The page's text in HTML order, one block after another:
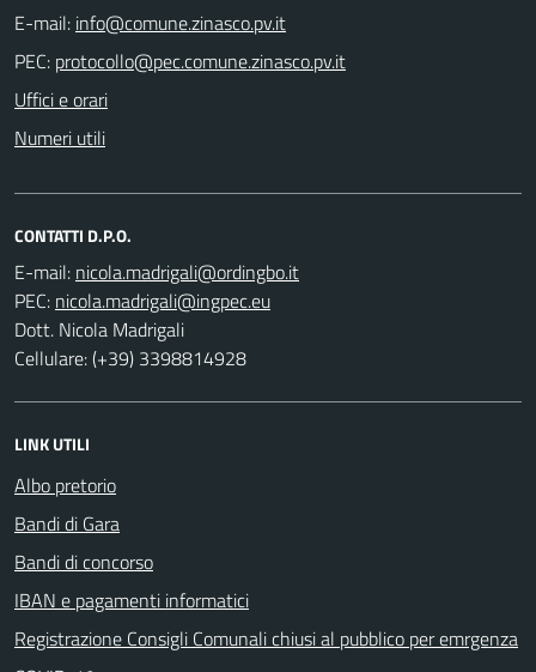
E-mail:
PEC:
Uffici e orari
Numeri utili
CONTATTI D.P.O.
E-mail:
PEC:
Dott. Nicola Madrigali
Cellulare: (+39) 3398814928
LINK UTILI
Albo pretorio
Bandi di Gara
Bandi di concorso
IBAN e pagamenti informatici
Registrazione Consigli Comunali chiusi al pubblico per emrgenza